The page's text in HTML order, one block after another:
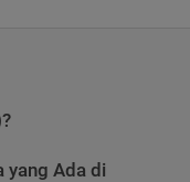
yang Ada di